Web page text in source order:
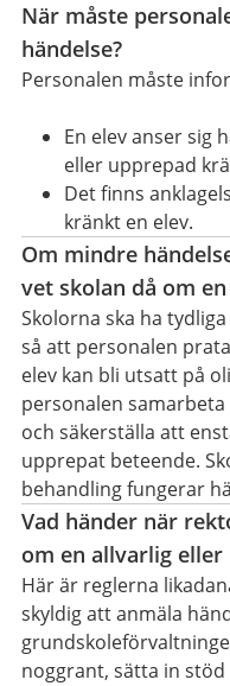
När måste
händelse?
Personalen måste
En elev anser sig
eller upprepad
Det finns
kränkt en elev.
Om mindre
vet skolan då om
Skolorna ska ha
så att personalen
elev kan bli utsatt på
personalen
och säkerställa att
upprepat beteende.
behandling fungerar
Vad händer när
om en allvarlig
Här är reglerna
skyldig att anmäla
noggrant, sätta in